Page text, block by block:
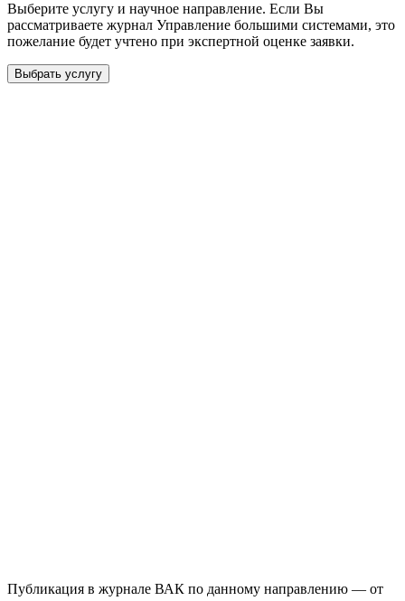
Выберите услугу и научное направление. Если Вы
рассматриваете журнал Управление большими системами, это
пожелание будет учтено при экспертной оценке заявки.
Выбрать услугу
Публикация в журнале ВАК по данному направлению — от